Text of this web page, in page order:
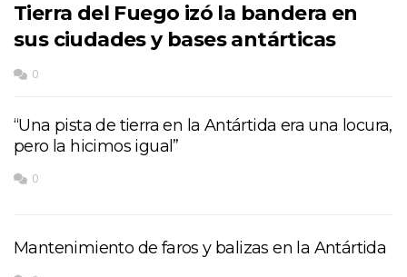
Tierra del Fuego izó la bandera en
sus ciudades y bases antárticas
0
“Una pista de tierra en la Antártida era una locura,
pero la hicimos igual”
0
Mantenimiento de faros y balizas en la Antártida